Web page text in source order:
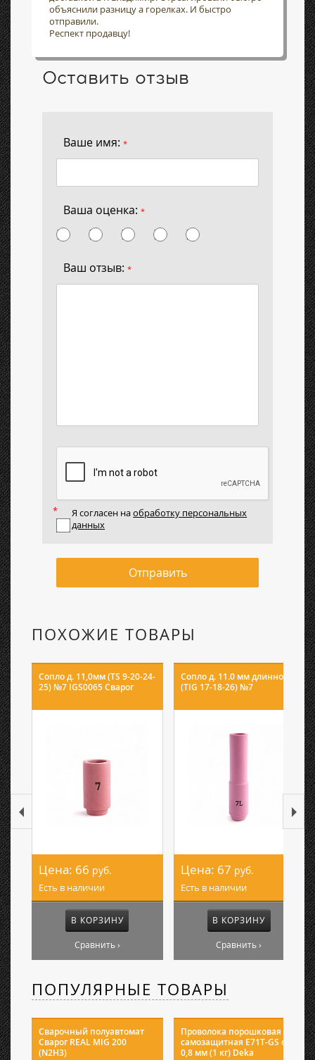
объяснили разницу а горелках. И быстро
отправили.
Респект продавцу!
Оставить отзыв
Ваше имя: *
Ваша оценка: *
Ваш отзыв: *
Я согласен наобработку персональных
данных
Отправить
ПОХОЖИЕ ТОВАРЫ
Сопло д. 11,0мм (TS 9-20-24-
25) №7 IGS0065 Сварог
Цена: 66 руб.
Есть в наличии
В КОРЗИНУ
Сравнить ›
Сопло д. 11.0 мм длинное
(TIG 17-18-26) №7
Цена: 67 руб.
Есть в наличии
В КОРЗИНУ
Сравнить ›
ПОПУЛЯРНЫЕ ТОВАРЫ
Сварочный полуавтомат
Сварог REAL MIG 200
(N2H3)
Проволока порошковая
самозащитная E71T-GS ф
0,8 мм (1 кг) Deka